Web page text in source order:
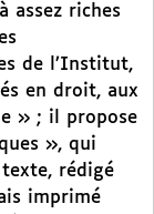
assez riches
de l’Institut,
en droit, aux
» ; il propose
», qui
rédigé
imprimé